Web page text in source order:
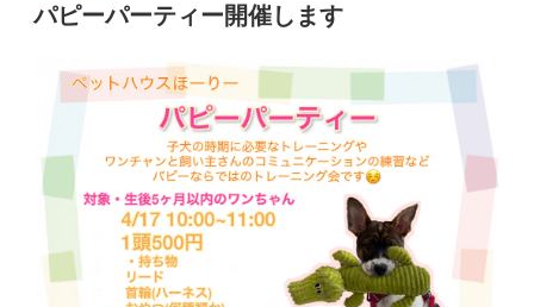
日:
パピーパーティー開催します